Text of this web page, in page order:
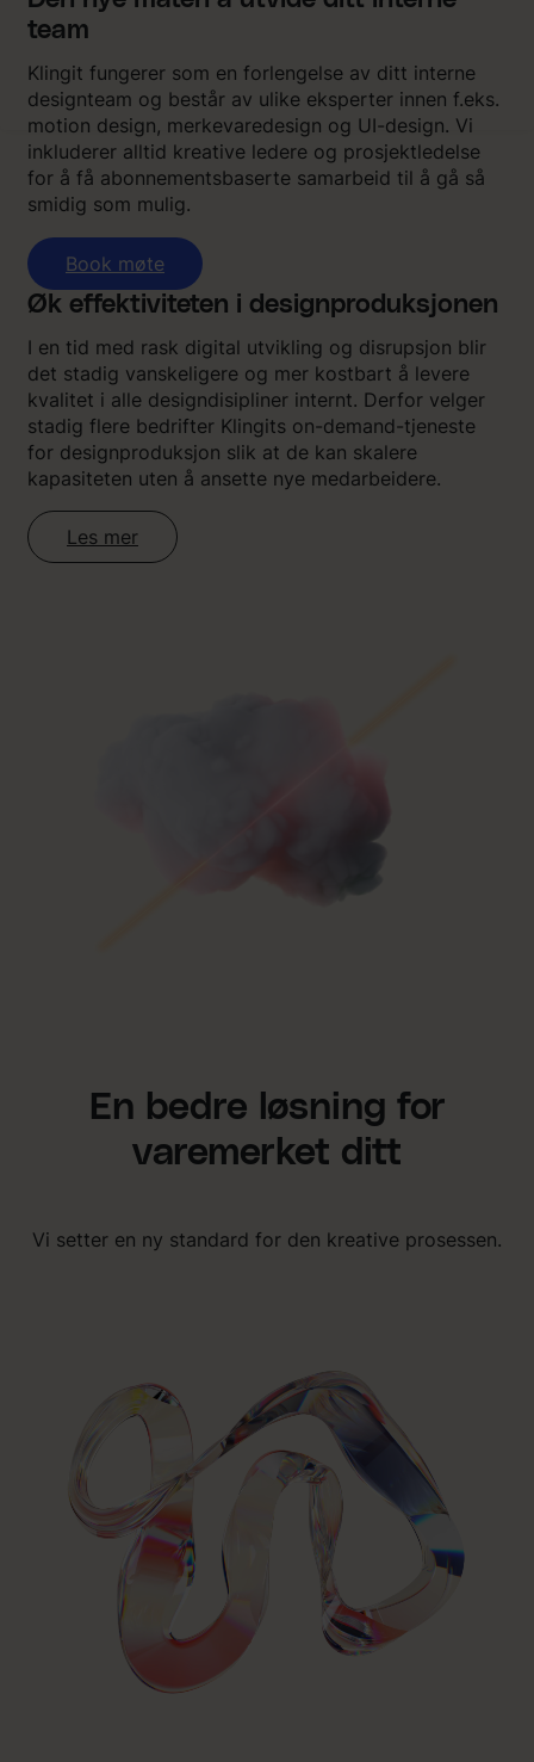
team
Klingit fungerer som en forlengelse av ditt interne
designteam og består av ulike eksperter innen f.eks.
motion design, merkevaredesign og UI-design. Vi
inkluderer alltid kreative ledere og prosjektledelse
for å få abonnementsbaserte samarbeid til å gå så
smidig som mulig.
Book møte
Øk effektiviteten i designproduksjonen
I en tid med rask digital utvikling og disrupsjon blir
det stadig vanskeligere og mer kostbart å levere
kvalitet i alle designdisipliner internt. Derfor velger
stadig flere bedrifter Klingits on-demand-tjeneste
for designproduksjon slik at de kan skalere
kapasiteten uten å ansette nye medarbeidere.
Les mer
En bedre løsning for
varemerket ditt
Vi setter en ny standard for den kreative prosessen.